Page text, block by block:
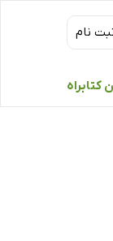
نام
کتابراه